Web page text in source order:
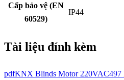
Cấp bảo vệ (EN
60529)
IP44
Tài liệu đính kèm
pdfKNX Blinds Motor 220VAC497